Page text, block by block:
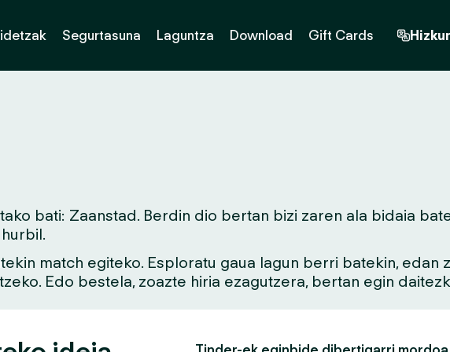
Segurtasuna Laguntza Download Gift Cards
bati: Zaanstad. Berdin dio bertan bizi zaren ala bidaia
match egiteko. Esploratu gaua lagun berri batekin,
Edo bestela, zoazte hiria ezagutzera, bertan egin